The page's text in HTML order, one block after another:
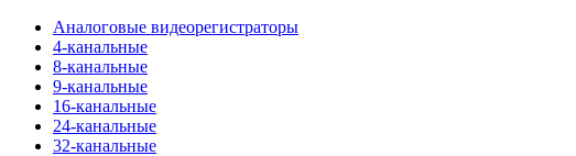
Аналоговые видеорегистраторы
4-канальные
8-канальные
9-канальные
16-канальные
24-канальные
32-канальные